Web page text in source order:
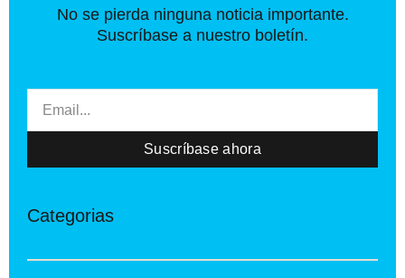
No se pierda ninguna noticia importante.
Suscríbase a nuestro boletín.
Suscríbase ahora
Categorias